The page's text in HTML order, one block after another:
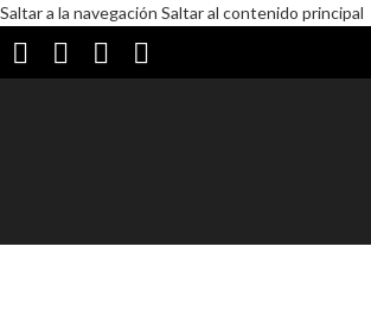
Saltar a la navegación Saltar al contenido principal